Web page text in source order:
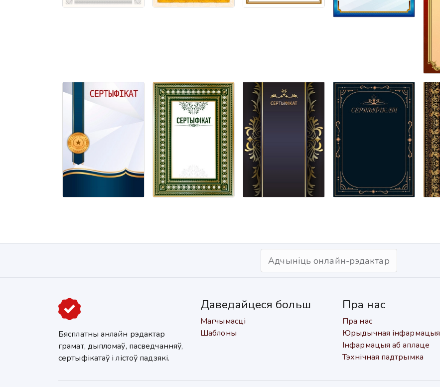
Адчыніць онлайн-рэдактар
Бясплатны анлайн рэдактар
грамат, дыпломаў, пасведчанняў,
сертыфікатаў і лістоў падзякі.
Даведайцеся больш
Магчымасці
Шаблоны
Пра нас
Пра нас
Юрыдычная інфармацыя
Інфармацыя аб аплаце
Тэхнічная падтрымка